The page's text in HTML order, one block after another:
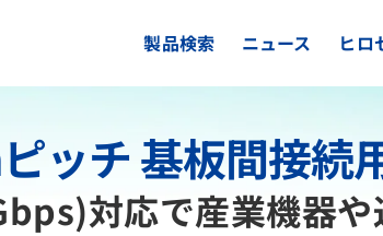
製品検索 ニュース ヒロ
ッチ 基板間接続
対応で産業機器